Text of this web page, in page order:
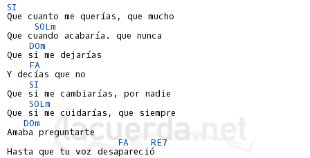
SI
Que cuanto me querías, que mucho
SOLm
Que cuando acabaría. que nunca
DOm
Que si me dejarías
FA
Y decías que no
SI
Que si me cambiarías, por nadie
SOLm
Que si me cuidarías, que siempre
DOm
Amaba preguntarte
FA
RE7
Hasta que tu voz desapareció